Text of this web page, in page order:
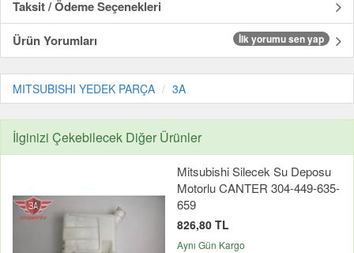
Taksit / Ödeme Seçenekleri
Ürün Yorumları
İlk yorumu sen yap
MITSUBISHI YEDEK PARÇA 3A
İlginizi Çekebilecek Diğer Ürünler
Mitsubishi Silecek Su Deposu
Motorlu CANTER 304-449-635-
659
826,80 TL
Aynı Gün Kargo